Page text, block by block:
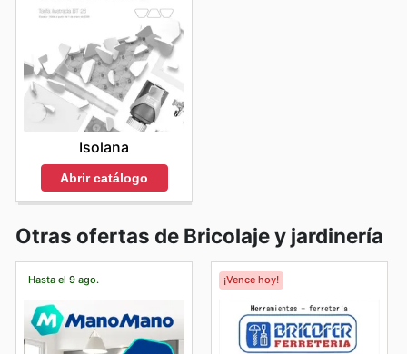
Isolana
Abrir catálogo
Otras ofertas de Bricolaje y jardinería
Hasta el 9 ago. ¡Vence hoy!